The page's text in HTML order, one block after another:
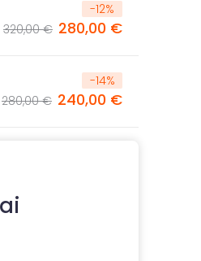
-12%
320,00 € 280,00 €
-14%
280,00 € 240,00 €